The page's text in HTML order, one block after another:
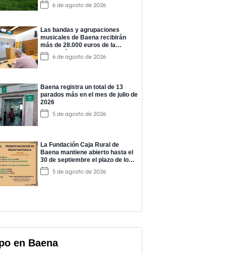
6 de agosto de 2026
Las bandas y agrupaciones
musicales de Baena recibirán
más de 28.000 euros de la
Diputación para impulsar su
actividad6 de agosto de 2026
Baena registra un total de 13
parados más en el mes de julio de
2026
5 de agosto de 2026
La Fundación Caja Rural de
Baena mantiene abierto hasta el
30 de septiembre el plazo de los
‘Premios Salvador de Prado’
5 de agosto de 2026
en Baena